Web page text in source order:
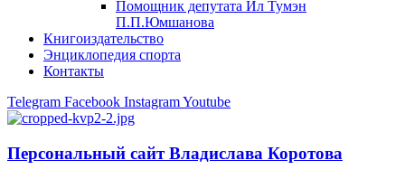
Помощник депутата Ил Тумэн
П.П.Юмшанова
Книгоиздательство
Энциклопедия спорта
Контакты
Telegram Facebook InstagramYoutube
Персональный сайт Владислава Коротова